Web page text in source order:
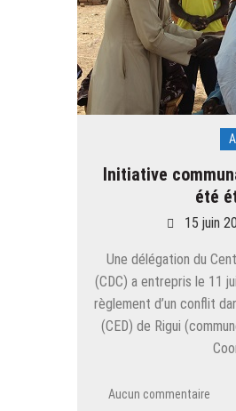
Initiative
été
15 juin
Une délégation du
(CDC) a entrepris le 11
règlement d’un conflit
(CED) de Rigui
Aucun commentaire